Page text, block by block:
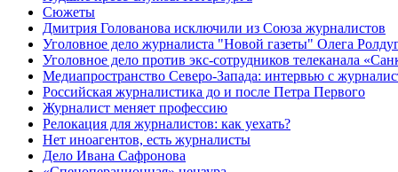
Сюжеты
Дмитрия Голованова исключили из Союза журналистов
Уголовное дело журналиста "Новой газеты" Олега
Уголовное дело против экс-сотрудников телеканала
Медиапространство Северо-Запада: интервью с
Российская журналистика до и после Петра Первого
Журналист меняет профессию
Релокация для журналистов: как уехать?
Нет иноагентов, есть журналисты
Дело Ивана Сафронова